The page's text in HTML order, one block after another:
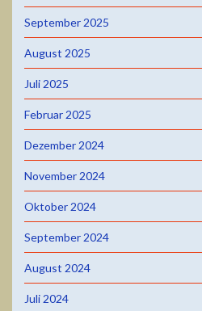
September 2025
August 2025
Juli 2025
Februar 2025
Dezember 2024
November 2024
Oktober 2024
September 2024
August 2024
Juli 2024